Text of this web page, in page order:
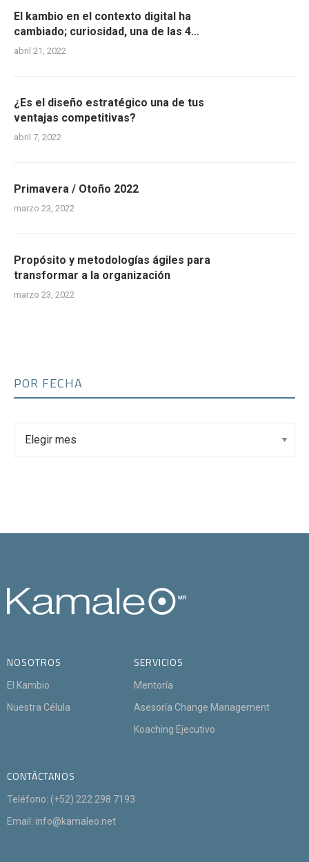
El kambio en el contexto digital ha
cambiado; curiosidad, una de las 4
habilidades requeridas.
abril 21, 2022
¿Es el diseño estratégico una de tus
ventajas competitivas?
abril 7, 2022
Primavera / Otoño 2022
marzo 23, 2022
Propósito y metodologías ágiles para
transformar a la organización
marzo 23, 2022
POR FECHA
NOSOTROS
El Kambio
Nuestra Célula
SERVICIOS
Mentoría
Asesoría Change Management
Koaching Ejecutivo
CONTÁCTANOS
Teléfono: (+52) 222 298 7193
Email: info@kamaleo.net